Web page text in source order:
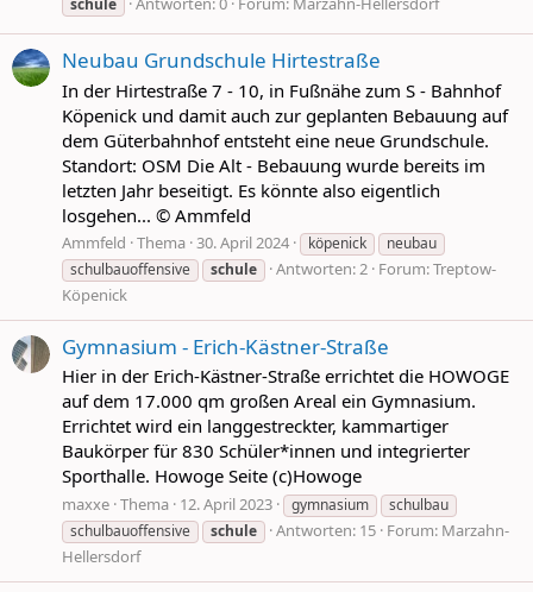
schule
Neubau Grundschule Hirtestraße
In der Hirtestraße 7 - 10, in Fußnähe zum S - Bahnhof
Köpenick und damit auch zur geplanten Bebauung auf
dem Güterbahnhof entsteht eine neue Grundschule.
Standort: OSM Die Alt - Bebauung wurde bereits im
letzten Jahr beseitigt. Es könnte also eigentlich
losgehen... © Ammfeld
Ammfeld Thema 30. April 2024 köpenick
neubau
schulbauoffensive
schule Antworten: 2 Forum:Treptow-
Köpenick
Gymnasium - Erich-Kästner-Straße
Hier in der Erich-Kästner-Straße errichtet die HOWOGE
auf dem 17.000 qm großen Areal ein Gymnasium.
Errichtet wird ein langgestreckter, kammartiger
Baukörper für 830 Schüler*innen und integrierter
Sporthalle. Howoge Seite (c)Howoge
maxxe Thema 12. April 2023 gymnasium
schulbau
schulbauoffensive
schule Antworten: 15 Forum: Marzahn-
Hellersdorf